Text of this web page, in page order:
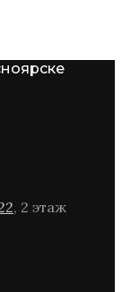
, 2 этаж